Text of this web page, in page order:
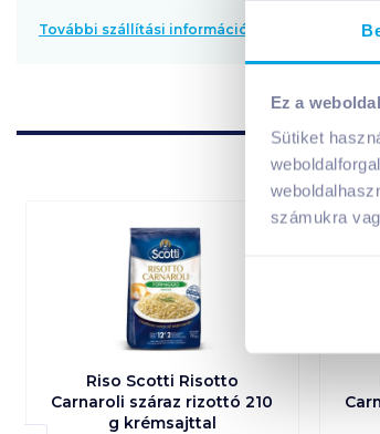
Ez a
Sütiket
számukra
További szállítási információk
Riso Scotti Risotto
Carnaroli száraz rizottó 210
g krémsajttal